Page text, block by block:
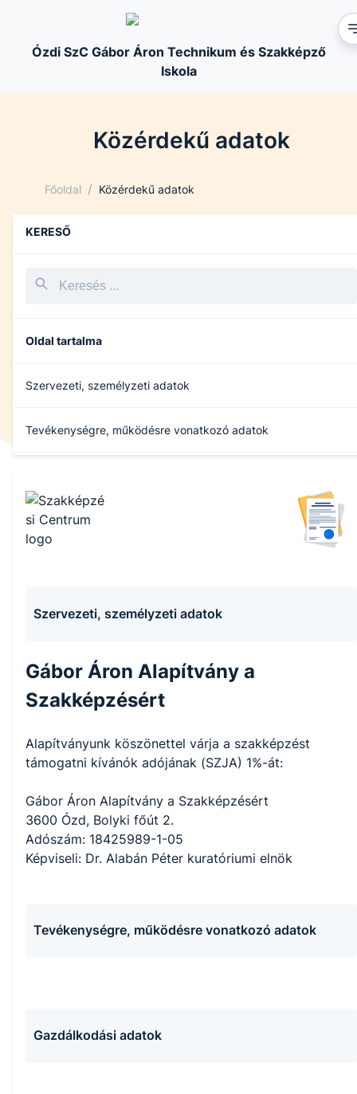
Ózdi SzC Gábor Áron Technikum és Szakképző
Iskola
Közérdekű adatok
Főoldal / Közérdekű adatok
KERESŐ
Oldal tartalma
Szervezeti, személyzeti adatok
Tevékenységre, működésre vonatkozó adatok
Archívum
Szervezeti, személyzeti adatok
Gábor Áron Alapítvány a
Szakképzésért
Alapítványunk köszönettel várja a szakképzést
támogatni kívánók adójának (SZJA) 1%-át:
Gábor Áron Alapítvány a Szakképzésért
3600 Ózd, Bolyki főút 2.
Adószám: 18425989-1-05
Képviseli: Dr. Alabán Péter kuratóriumi elnök
Tevékenységre, működésre vonatkozó adatok
Gazdálkodási adatok